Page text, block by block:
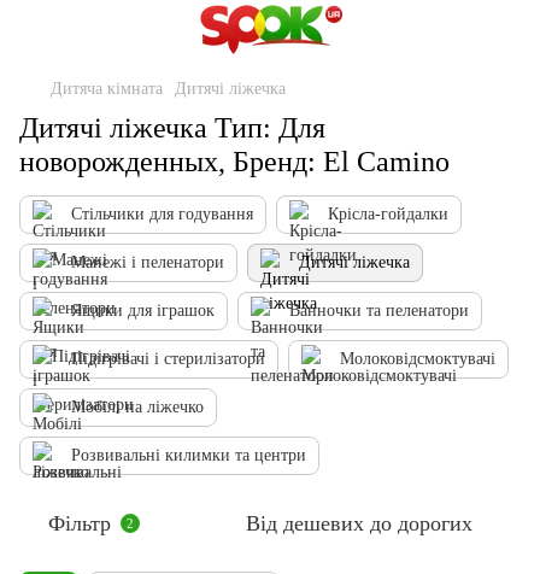
Дитяча кімната Дитячі ліжечка
Дитячі ліжечка Тип: Для
новорожденных, Бренд: El Camino
Стільчики для годування Крісла-гойдалки
Манежі і пеленатори Дитячі ліжечка
Ящики для іграшок Ванночки та пеленатори
Підігрівачі і стерилізатори Молоковідсмоктувачі
Мобілі на ліжечко
Розвивальні килимки та центри
Фільтр 2 Від дешевих до дорогих